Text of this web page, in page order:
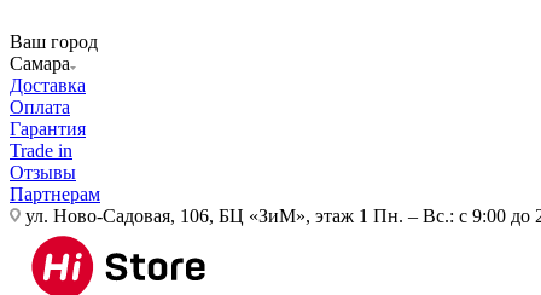
Ваш город
Самара
Доставка
Оплата
Гарантия
Trade in
Отзывы
Партнерам
ул. Ново-Садовая, 106, БЦ «ЗиМ», этаж 1 Пн. – Вс.: с 9:00 до